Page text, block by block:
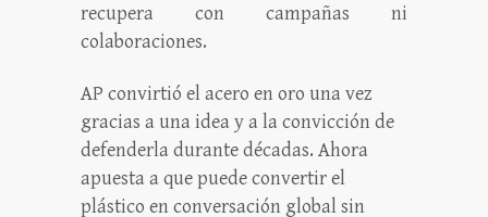
recupera con campañas ni
colaboraciones.
AP convirtió el acero en oro una vez
gracias a una idea y a la convicción de
defenderla durante décadas. Ahora
apuesta a que puede convertir el
plástico en conversación global sin